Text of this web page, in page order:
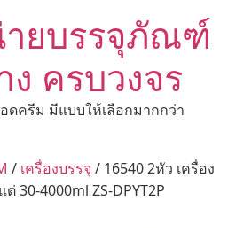
ายบรรจุภัณฑ์
ง ครบวงจร
ดครีม มีแบบให้เลือกมากกว่า
/ เครื่องบรรจุ / 16540 2หัว เครื่อง
30-4000ml ZS-DPYT2P